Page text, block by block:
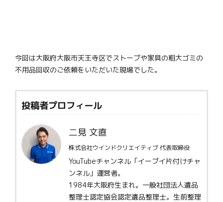
今回は大阪府大阪市天王寺区でストーブや家具の粗大ゴミの
不用品回収のご依頼をいただいた現場でした。
投稿者プロフィール
二見 文直
株式会社ウインドクリエイティブ 代表取締役
YouTubeチャンネル「イーブイ片付けチャ
ンネル」運営者。
1984年大阪府生まれ。一般社団法人遺品
整理士認定協会認定遺品整理士。生前整理